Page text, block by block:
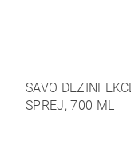
SAVO
SPREJ, 700 ML